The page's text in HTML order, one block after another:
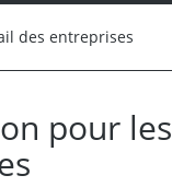
des entreprises
pour les